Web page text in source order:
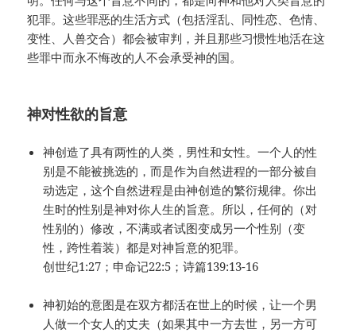
犯罪。这些罪恶的生活方式（包括淫乱、同性恋、色情、
变性、人兽交合）都会被审判，并且那些习惯性地活在这
些罪中而永不悔改的人不会承受神的国。
神对性欲的旨意
神创造了具有两性的人类，男性和女性。一个人的性
别是不能被挑选的，而是作为自然进程的一部分被自
动选定，这个自然进程是由神创造的繁衍规律。你出
生时的性别是神对你人生的旨意。所以，任何的（对
性别的）修改，不满或者试图变成另一个性别（变
性，跨性着装）都是对神旨意的犯罪。
创世纪1:27；申命记22:5；诗篇139:13-16
神初始的意图是在双方都活在世上的时候，让一个男
人做一个女人的丈夫（如果其中一方去世，另一方可